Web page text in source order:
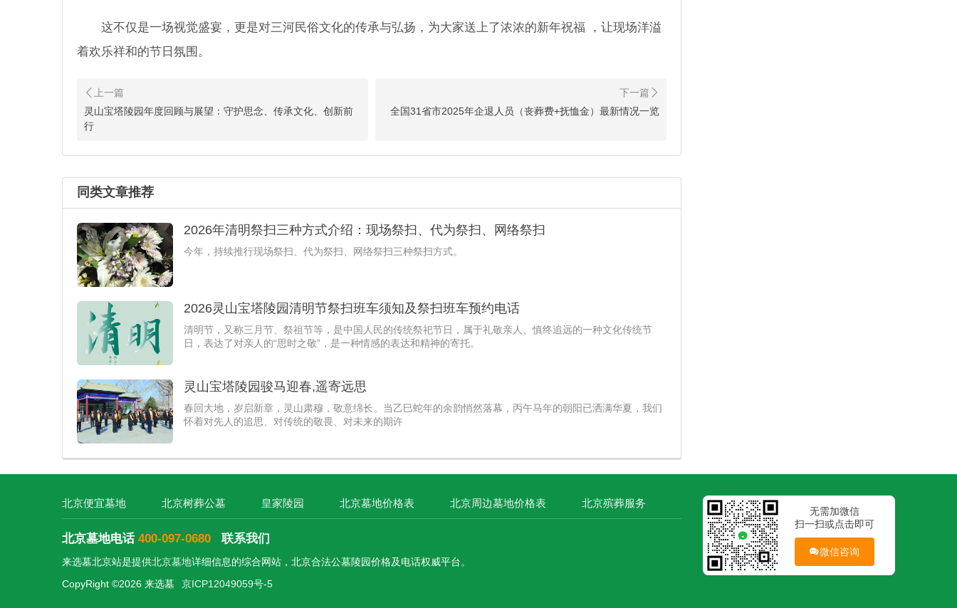
这不仅是一场视觉盛宴，更是对三河民俗文化的传承与弘扬，为大家送上了浓浓的新年祝福 ，让现场洋溢
着欢乐祥和的节日氛围。
灵山宝塔陵园年度回顾与展望：守护思念、传承文化、创新前
行
全国31省市2025年企退人员（丧葬费+抚恤金）最新情况一览
同类文章推荐
2026年清明祭扫三种方式介绍：现场祭扫、代为祭扫、网络祭扫
今年，持续推行现场祭扫、代为祭扫、网络祭扫三种祭扫方式。
2026灵山宝塔陵园清明节祭扫班车须知及祭扫班车预约电话
清明节，又称三月节、祭祖节等，是中国人民的传统祭祀节日，属于礼敬亲人、慎终追远的一种文化传统节
日，表达了对亲人的“思时之敬”，是一种情感的表达和精神的寄托。
灵山宝塔陵园骏马迎春,遥寄远思
春回大地，岁启新章，灵山肃穆，敬意绵长。当乙巳蛇年的余韵悄然落幕，丙午马年的朝阳已洒满华夏，我们
怀着对先人的追思、对传统的敬畏、对未来的期许
北京便宜墓地 北京树葬公墓 皇家陵园 北京墓地价格表 北京周边墓地价格表 北京殡葬服务
北京墓地电话 400-097-0680 联系我们
来选墓北京站是提供北京墓地详细信息的综合网站，北京合法公墓陵园价格及电话权威平台。
CopyRight ©2026 来选墓
京ICP12049059号-5
无需加微信
扫一扫或点击即可
微信咨询